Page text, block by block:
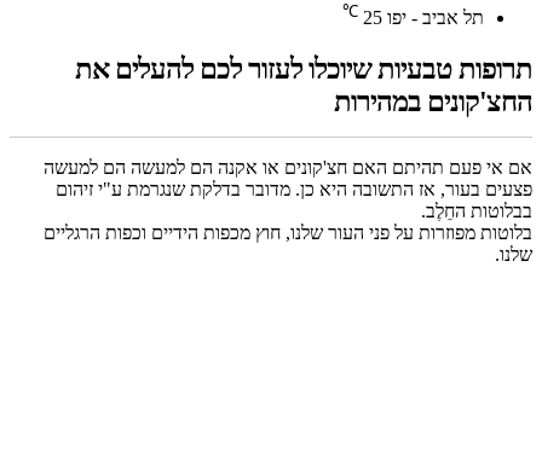
תל אביב - יפו 25
℃
תרופות טבעיות שיוכלו לעזור לכם להעלים את
החצ'קונים במהירות
אם אי פעם תהיתם האם חצ'קונים או אקנה הם למעשה הם למעשה
פצעים בעור, אז התשובה היא כן. מדובר בדלקת שנגרמת ע"י זיהום
בבלוטות החֵלֶב.
בלוטות מפוזרות על פני העור שלנו, חוץ מכפות הידיים וכפות הרגליים
שלנו.